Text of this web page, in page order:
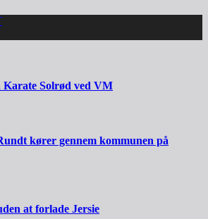
Solrød ved VM
kører gennem kommunen på
at forlade Jersie